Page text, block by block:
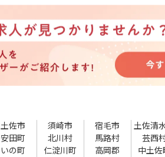
土佐市 須崎市 宿毛市 土佐清
安田町 北川村 馬路村 芸西
いの町 仁淀川町 高岡郡 中土佐